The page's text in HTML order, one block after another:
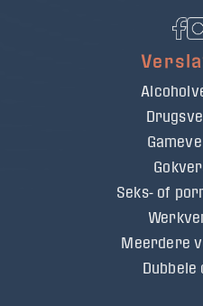
Seks- of
Meerdere
Dubbele